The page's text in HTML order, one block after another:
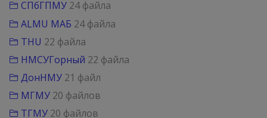
СПбГПМУ 24 файла
ALMU МАБ 24 файла
THU 22 файла
НМСУГорный 22 файла
ДонНМУ 21 файл
МГМУ 20 файлов
ТГМУ 20 файлов